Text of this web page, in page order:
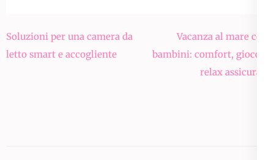
Navigazione
articoli
Soluzioni per una camera da
letto smart e accogliente
Vacanza al mare con
bambini: comfort, gioco e
relax assicurati